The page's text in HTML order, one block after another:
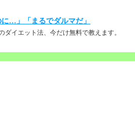
…」「まるでダルマだ」
イエット法、今だけ無料で教えます。